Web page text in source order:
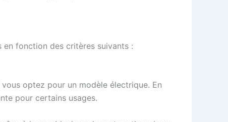
en fonction des critères suivants :
optez pour un modèle électrique. En
pour certains usages.